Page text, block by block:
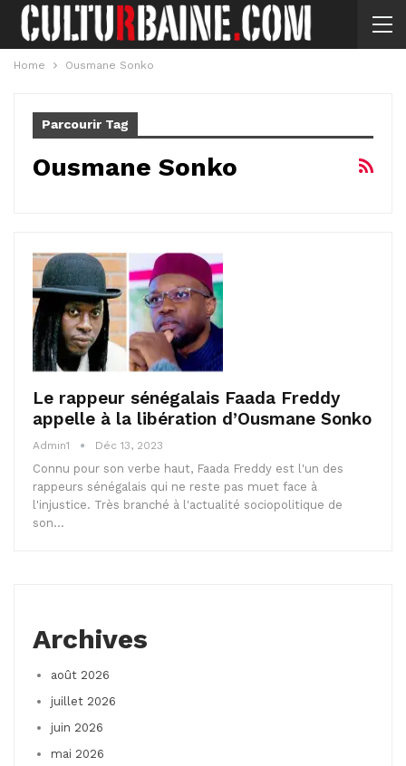
Home Ousmane Sonko
Parcourir Tag
Ousmane Sonko
Le rappeur sénégalais Faada Freddy
appelle à la libération d’Ousmane Sonko
Admin1 Déc 13, 2023
Connu pour son verbe haut, Faada Freddy est l'un des
rappeurs sénégalais qui ne reste pas muet face à
l'injustice. Très branché à l'actualité sociopolitique de
son…
Archives
août 2026
juillet 2026
juin 2026
mai 2026